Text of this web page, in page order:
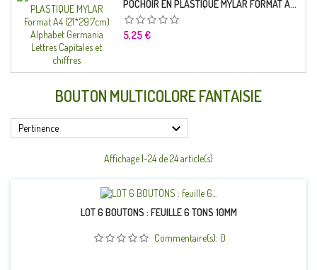
POCHOIR EN PLASTIQUE MYLAR FORMAT A4 (21*29.7CM) ALPHABET GERMANICA LETTRES CAPITALES ET CHIFFRES
Prix
5,25 €
BOUTON MULTICOLORE FANTAISIE
Pertinence 
Affichage 1-24 de 24 article(s)
LOT 6 BOUTONS : FEUILLE 6 TONS 10MM
Commentaire(s): 0